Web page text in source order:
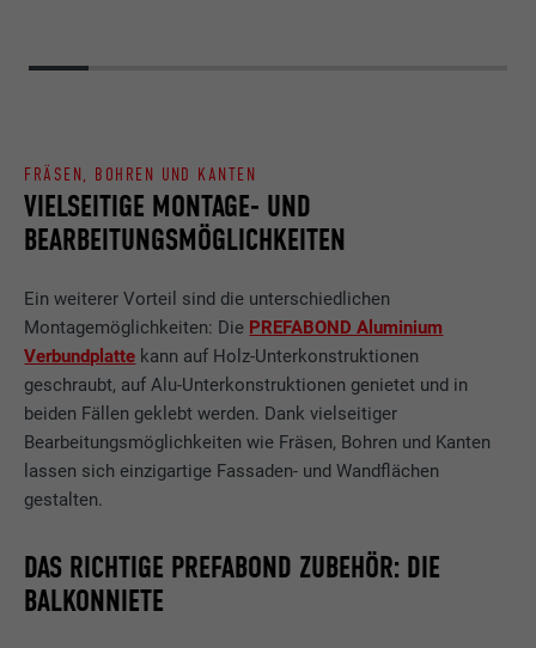
VIELSEITIGE MONTAGE- UND
BEARBEITUNGSMÖGLICHKEITEN
FRÄSEN, BOHREN UND KANTEN
Ein weiterer Vorteil sind die unterschiedlichen
Montagemöglichkeiten: Die PREFABOND Aluminium
Verbundplatte kann auf Holz-Unterkonstruktionen
geschraubt, auf Alu-Unterkonstruktionen genietet und in
beiden Fällen geklebt werden. Dank vielseitiger
Bearbeitungsmöglichkeiten wie Fräsen, Bohren und Kanten
lassen sich einzigartige Fassaden- und Wandflächen
gestalten.
DAS RICHTIGE PREFABOND ZUBEHÖR: DIE
BALKONNIETE